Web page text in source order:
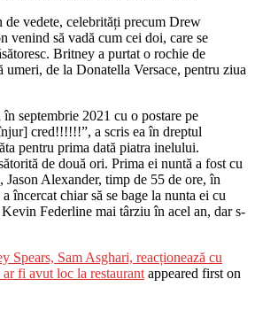
vedete, celebrități precum Drew
venind să vadă cum cei doi, care se
Britney a purtat o rochie de
umeri, de la Donatella Versace, pentru ziua
septembrie 2021 cu o postare pe
cred!!!!!!”, a scris ea în dreptul
pentru prima dată piatra inelului.
de două ori. Prima ei nuntă a fost cu
Alexander, timp de 55 de ore, în
încercat chiar să se bage la nunta ei cu
Federline mai târziu în acel an, dar s-
Spears, Sam Asghari, reacționează cu
fi avut loc la restaurant appeared first on